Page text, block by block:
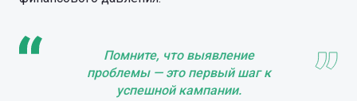
Помните, что выявление
проблемы — это первый шаг к
успешной кампании.